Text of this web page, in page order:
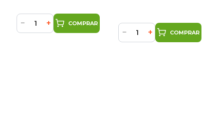
− + COMPRAR
− + COMPRAR